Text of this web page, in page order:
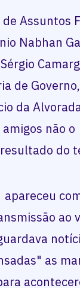
Assuntos
Nabhan
de
da
não o
do
ao
as